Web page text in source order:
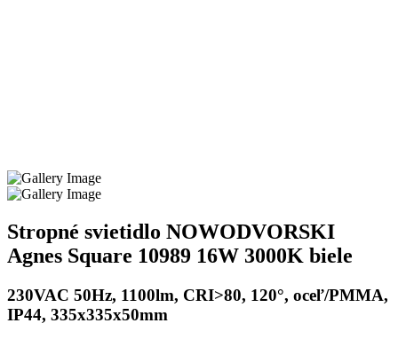
Stropné svietidlo NOWODVORSKI
Agnes Square 10989 16W 3000K biele
230VAC 50Hz, 1100lm, CRI>80, 120°, oceľ/PMMA,
IP44, 335x335x50mm